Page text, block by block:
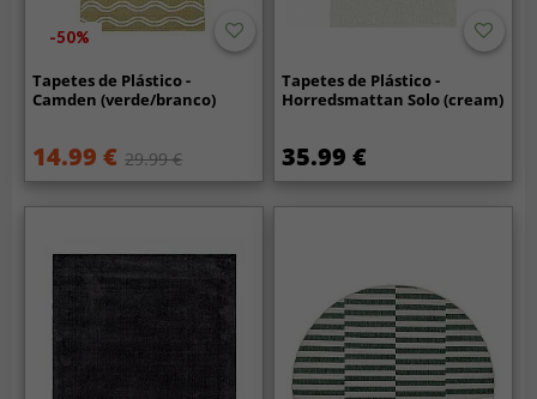
-50%
Tapetes de Plástico -
Camden (verde/branco)
14.99 € 29.99 €
Tapetes de Plástico -
Horredsmattan Solo (cream)
35.99 €